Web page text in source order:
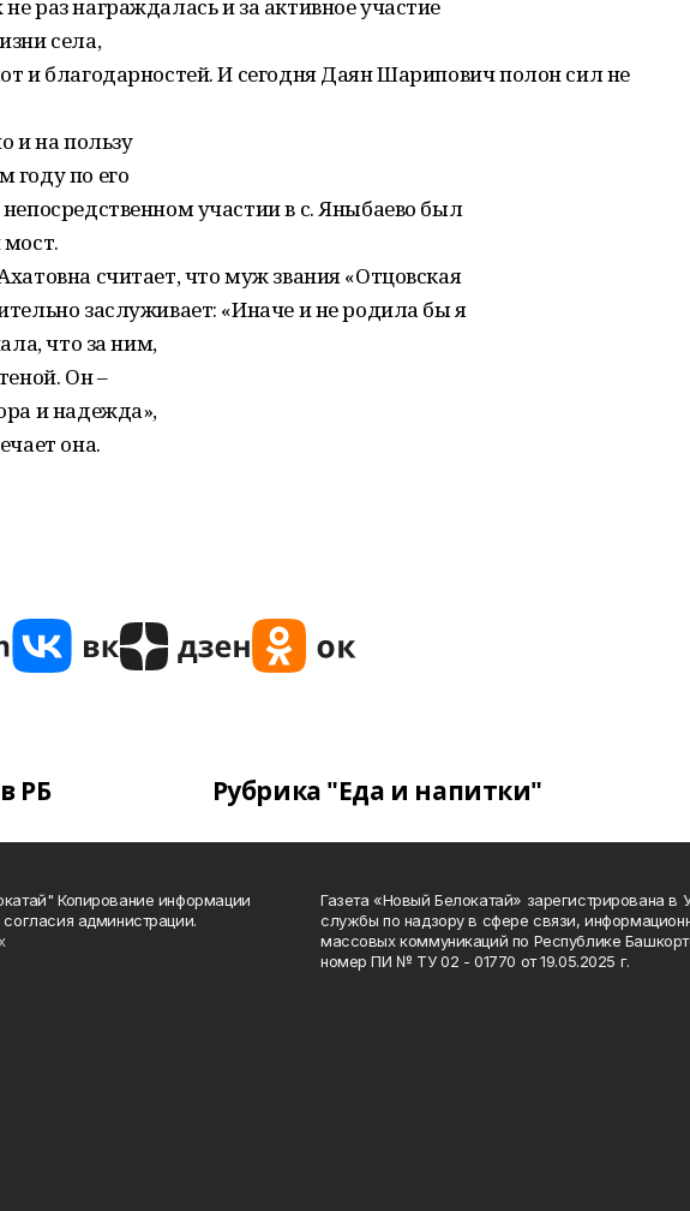
раз награждалась и за активное участие
села,
и благодарностей. И сегодня Даян Шарипович полон сил не
и на пользу
по его
участии в с. Яныбаево был
считает, что муж звания «Отцовская
заслуживает: «Иначе и не родила бы я
что за ним,
Он –
и надежда»,
она.
РБ Рубрика "Еда и напитки"
Копирование информации
администрации.
Газета «Новый Белокатай» зарегистрирована в
службы по надзору в сфере связи,
массовых коммуникаций по Республике
номер ПИ № ТУ 02 - 01770 от 19.05.2025 г.